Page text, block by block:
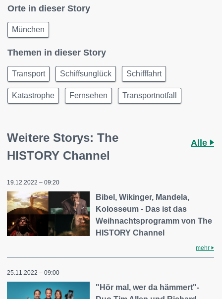
Orte in dieser Story
München
Themen in dieser Story
Transport Schiffsunglück Schifffahrt
Katastrophe Fernsehen Transportnotfall
Weitere Storys: The
HISTORY Channel
Alle
19.12.2022 – 09:20
Bibel, Wikinger, Mandela,
Kolosseum - Das ist das
Weihnachtsprogramm von The
HISTORY Channel
mehr
25.11.2022 – 09:00
"Hör mal, wer da hämmert"-